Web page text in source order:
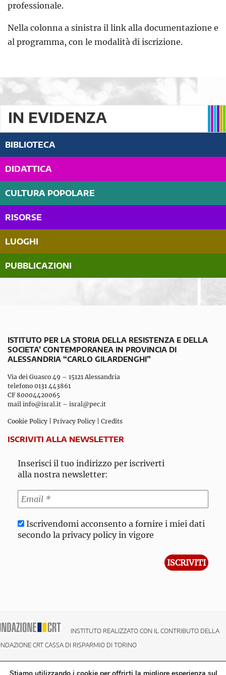
professionale.
Nella colonna a sinistra il link alla documentazione e
al programma, con le modalità di iscrizione.
IN EVIDENZA
BIBLIOTECA
DIDATTICA
CULTURA POPOLARE
RISORSE
LUOGHI
PUBBLICAZIONI
ISTITUTO PER LA STORIA DELLA RESISTENZA E DELLA
SOCIETA’ CONTEMPORANEA IN PROVINCIA DI
ALESSANDRIA “CARLO GILARDENGHI”
Via dei Guasco 49 – 15121 Alessandria
telefono 0131 443861
CF 80004420065
mail info@isral.it – isral@pec.it
Cookie Policy Privacy Policy Credits
ISCRIVITI ALLA NEWSLETTER
Inserisci il tuo indirizzo per iscriverti
alla nostra newsletter:
Iscrivendomi acconsento a fornire i miei dati
secondo la privacy policy in vigore
INSTITUTO REALIZZATO CON IL CONTRIBUTO DELLA
CRT CASSA DI RISPARMIO DI TORINO